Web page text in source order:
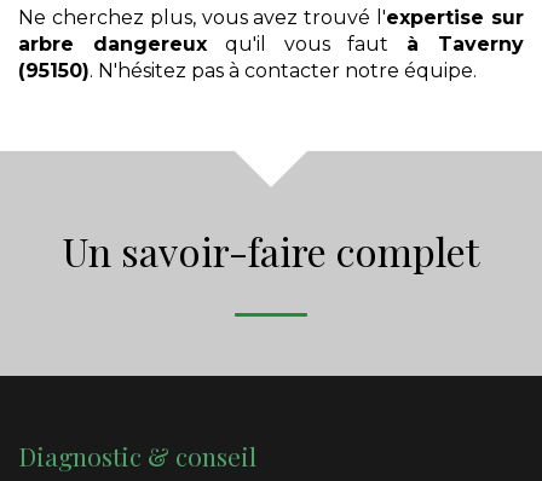
Ne cherchez plus, vous avez trouvé l'expertise sur
arbre dangereuxqu'il vous faut à Taverny
(95150). N'hésitez pas à contacter notre équipe.
Un savoir-faire complet
Diagnostic & conseil